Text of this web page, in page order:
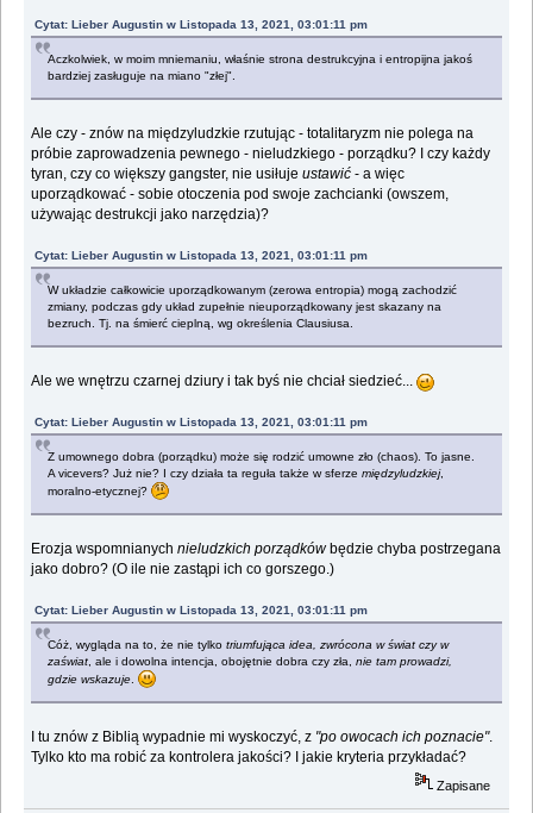
Cytat: Lieber Augustin w Listopada 13, 2021, 03:01:11 pm
Aczkolwiek, w moim mniemaniu, właśnie strona destrukcyjna i entropijna jakoś
bardziej zasługuje na miano "złej".
Ale czy - znów na międzyludzkie rzutując - totalitaryzm nie polega na
próbie zaprowadzenia pewnego - nieludzkiego - porządku? I czy każdy
tyran, czy co większy gangster, nie usiłujeustawić - a więc
uporządkować - sobie otoczenia pod swoje zachcianki (owszem,
używając destrukcji jako narzędzia)?
Cytat: Lieber Augustin w Listopada 13, 2021, 03:01:11 pm
W układzie całkowicie uporządkowanym (zerowa entropia) mogą zachodzić
zmiany, podczas gdy układ zupełnie nieuporządkowany jest skazany na
bezruch. Tj. na śmierć cieplną, wg określenia Clausiusa.
Ale we wnętrzu czarnej dziury i tak byś nie chciał siedzieć...
Cytat: Lieber Augustin w Listopada 13, 2021, 03:01:11 pm
Z umownego dobra (porządku) może się rodzić umowne zło (chaos). To jasne.
A vicevers? Już nie? I czy działa ta reguła także w sferzemiędzyludzkiej,
moralno-etycznej?
Erozja wspomnianychnieludzkich porządkówbędzie chyba postrzegana
jako dobro? (O ile nie zastąpi ich co gorszego.)
Cytat: Lieber Augustin w Listopada 13, 2021, 03:01:11 pm
Cóż, wygląda na to, że nie tylkotriumfująca idea, zwrócona w świat czy w
zaświat , ale i dowolna intencja, obojętnie dobra czy zła,nie tam prowadzi,
gdzie wskazuje .
I tu znów z Biblią wypadnie mi wyskoczyć, z "po owocach ich poznacie".
Tylko kto ma robić za kontrolera jakości? I jakie kryteria przykładać?
Zapisane